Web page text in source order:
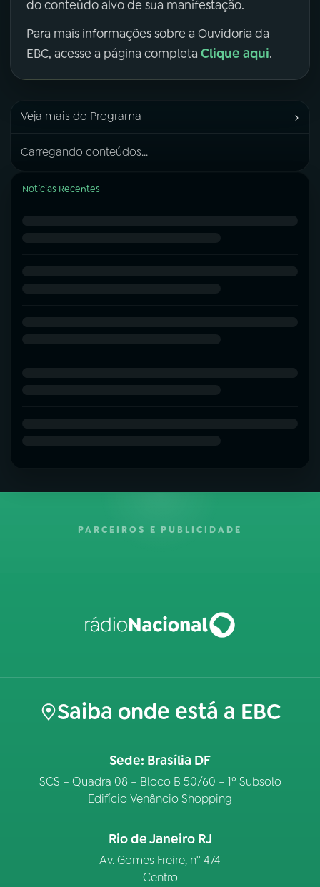
do conteúdo alvo de sua manifestação.
Para mais informações sobre a Ouvidoria da
EBC, acesse a página completa Clique aqui.
Veja mais do Programa ›
Carregando conteúdos...
Notícias Recentes
PARCEIROS E PUBLICIDADE
Saiba onde está a EBC
Sede: Brasília DF
SCS – Quadra 08 – Bloco B 50/60 – 1º Subsolo
Edifício Venâncio Shopping
Rio de Janeiro RJ
Av. Gomes Freire, n° 474
Centro